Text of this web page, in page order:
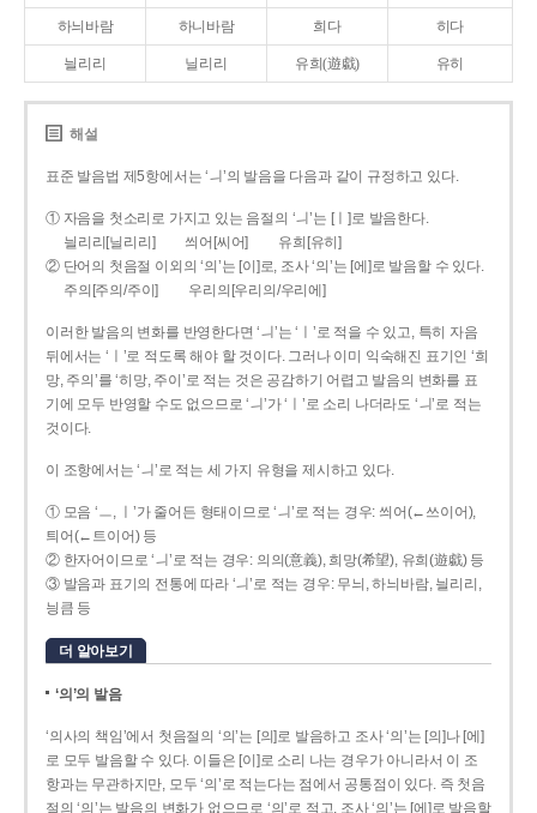
하늬바람 하니바람 희다 히다
늴리리 닐리리 유희(遊戱) 유히
해설
표준 발음법 제5항에서는 ‘ㅢ’의 발음을 다음과 같이 규정하고 있다.
① 자음을 첫소리로 가지고 있는 음절의 ‘ㅢ’는 [ㅣ]로 발음한다.
늴리리[닐리리]
씌어[씨어]
유희[유히]
② 단어의 첫음절 이외의 ‘의’는 [이]로, 조사 ‘의’는 [에]로 발음할 수 있다.
주의[주의/주이]
우리의[우리의/우리에]
이러한 발음의 변화를 반영한다면 ‘ㅢ’는 ‘ㅣ’로 적을 수 있고, 특히 자음
뒤에서는 ‘ㅣ’로 적도록 해야 할 것이다. 그러나 이미 익숙해진 표기인 ‘희
망, 주의’를 ‘히망, 주이’로 적는 것은 공감하기 어렵고 발음의 변화를 표
기에 모두 반영할 수도 없으므로 ‘ㅢ’가 ‘ㅣ’로 소리 나더라도 ‘ㅢ’로 적는
것이다.
이 조항에서는 ‘ㅢ’로 적는 세 가지 유형을 제시하고 있다.
① 모음 ‘ㅡ, ㅣ’가 줄어든 형태이므로 ‘ㅢ’로 적는 경우: 씌어(←쓰이어),
틔어(←트이어) 등
② 한자어이므로 ‘ㅢ’로 적는 경우: 의의(意義), 희망(希望), 유희(遊戱) 등
③ 발음과 표기의 전통에 따라 ‘ㅢ’로 적는 경우: 무늬, 하늬바람, 늴리리,
닁큼 등
더 알아보기
‘의’의 발음
‘의사의 책임’에서 첫음절의 ‘의’는 [의]로 발음하고 조사 ‘의’는 [의]나 [에]
로 모두 발음할 수 있다. 이들은 [이]로 소리 나는 경우가 아니라서 이 조
항과는 무관하지만, 모두 ‘의’로 적는다는 점에서 공통점이 있다. 즉 첫음
절의 ‘의’는 발음의 변화가 없으므로 ‘의’로 적고, 조사 ‘의’는 [에]로 발음할